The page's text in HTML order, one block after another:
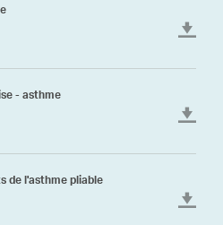
- asthme
de l'asthme pliable